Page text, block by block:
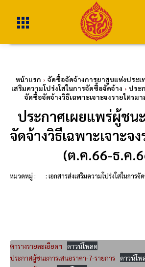
หน้าแรก จัดซื้อจัดจ้างการยาสูบแห่งประเ
เสริมความโปร่งใสในการจัดซื้อจัดจ้าง
ประ
จัดซื้อจัดจ้างวิธีเฉพาะเจาะจงรายไตรม
ประกาศเผยแพร่ผู้ชน
จัดจ้างวิธีเฉพาะเจาะจ
(ต.ค.66-ธ.ค
หมวดหมู่ : : เอกสารส่งเสริมความโปร่งใสในการจั
ตารางรายละเอียดฯ
ดาวน์โหลด
ประกาศผู้ชนะการเสนอราคา-7-รายการ
ดาวน์โห